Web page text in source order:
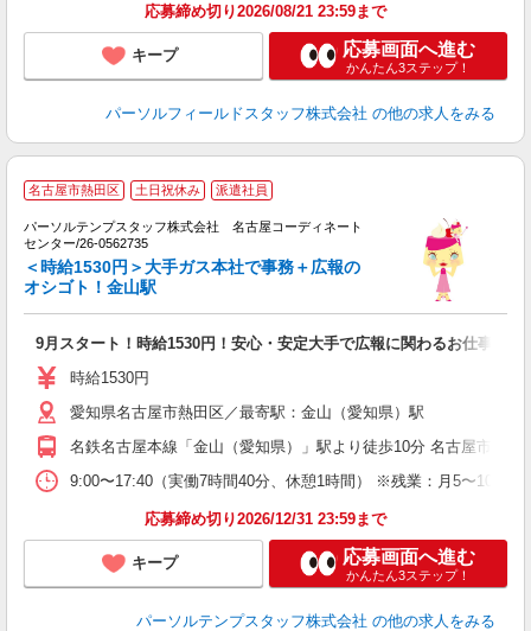
応募締め切り2026/08/21 23:59まで
キープ 応募画面へ進む
かんたん3ステップ！
パーソルフィールドスタッフ株式会社 の他の求人をみる
名古屋市熱田区 土日祝休み 派遣社員
パーソルテンプスタッフ株式会社 名古屋コーディネート
センター/26-0562735
＜時給1530円＞大手ガス本社で事務＋広報の
オシゴト！金山駅
9月スタート！時給1530円！安心・安定大手で広報に関わるお仕事♪
時給1530円
愛知県名古屋市熱田区／最寄駅：金山（愛知県）駅
名鉄名古屋本線「金山（愛知県）」駅より徒歩10分 名古屋市営
9:00〜17:40（実働7時間40分、休憩1時間） ※残業：月5〜10時
応募締め切り2026/12/31 23:59まで
キープ 応募画面へ進む
かんたん3ステップ！
パーソルテンプスタッフ株式会社 の他の求人をみる